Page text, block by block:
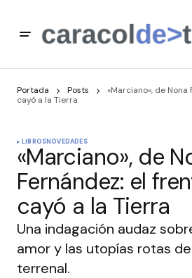
Portada Posts
«Marciano», de
cayó a la Tierra
LIBROSNOVEDADES
«Marciano», de
Fernández: el
cayó a la Tierra
Una indagación audaz
amor y las utopías rotas
terrenal.